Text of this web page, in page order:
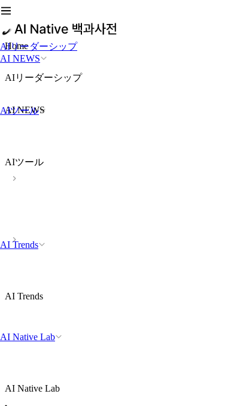
AIリーダーシップ
AI NEWS
AIツール
AI Trends
AI Native Lab
Home
AIリーダーシップ
AI NEWS
AIツール
AI Trends
AI Native Lab